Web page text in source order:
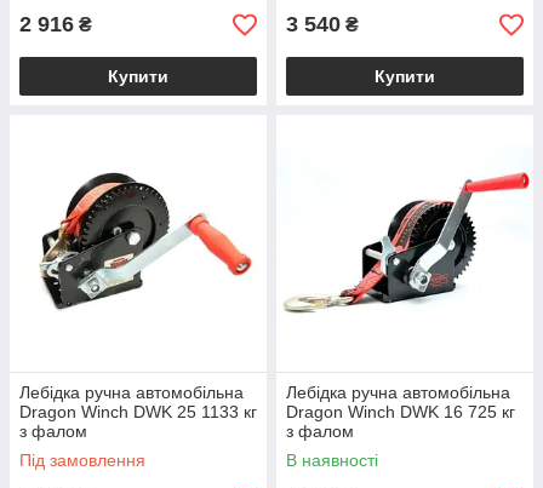
2 916 ₴
Купити
3 540 ₴
Купити
Лебідка ручна автомобільна
Dragon Winch DWK 25 1133 кг
з фалом
Під замовлення
Лебідка ручна автомобільна
Dragon Winch DWK 16 725 кг
з фалом
В наявності